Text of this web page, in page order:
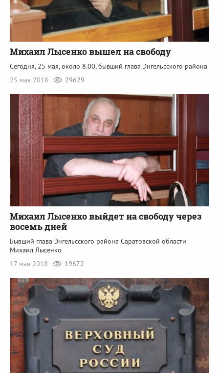
Михаил Лысенко вышел на свободу
Сегодня, 25 мая, около 8.00, бывший глава Энгельсского района
25 мая 2018
29629
Михаил Лысенко выйдет на свободу через
восемь дней
Бывший глава Энгельсского района Саратовской области
Михаил Лысенко
17 мая 2018
19672